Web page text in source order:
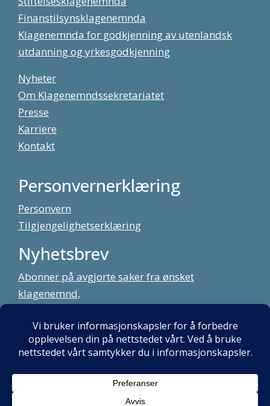
Finanstilsynsklagenemnda
Klagenemnda for godkjenning av utenlandsk
utdanning og yrkesgodkjenning
Nyheter
Om Klagenemndssekretariatet
Presse
Karriere
Kontakt
Personvernerklæring
Personvern
Tilgjengelighetserklæring
Nyhetsbrev
Abonner på avgjorte saker fra ønsket
klagenemnd,